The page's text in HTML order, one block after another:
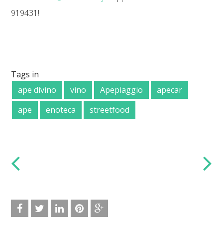
919431!
Tags in
ape divino
vino Apepiaggio
apecar
ape
enoteca streetfood